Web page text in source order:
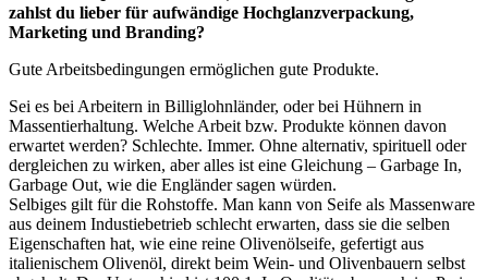
zahlst du lieber für aufwändige Hochglanzverpackung,
Marketing und Branding?
Gute Arbeitsbedingungen ermöglichen gute Produkte.
Sei es bei Arbeitern in Billiglohnländer, oder bei Hühnern in
Massentierhaltung. Welche Arbeit bzw. Produkte können davon
erwartet werden? Schlechte. Immer. Ohne alternativ, spirituell oder
dergleichen zu wirken, aber alles ist eine Gleichung – Garbage In,
Garbage Out, wie die Engländer sagen würden.
Selbiges gilt für die Rohstoffe. Man kann von Seife als Massenware
aus deinem Industiebetrieb schlecht erwarten, dass sie die selben
Eigenschaften hat, wie eine reine Olivenölseife, gefertigt aus
italienischem Olivenöl, direkt beim Wein- und Olivenbauern selbst